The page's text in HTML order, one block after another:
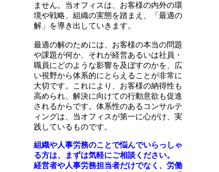
ません。当オフィスは、お客様の内外の環
境や戦略、組織の実態を踏まえ、「最適の
解」を導き出していきます。
最適の解のためには、お客様の本当の問題
や課題が何か、それが経営あるいは社員・
職員にどのような影響を及ぼすのかを、広
い視野から体系的にとらえることが非常に
大切です。これにより、お客様の納得性も
高められ、解決に向けての行動意欲も促進
されるからです。体系性のあるコンサルテ
ィングは、当オフィスが第一に心がけ、実
践しているものです。
組織や人事労務のことで悩んでいらっしゃ
る方は、まずは気軽にご相談ください。
経営者や人事労務担当者だけでなく、労働